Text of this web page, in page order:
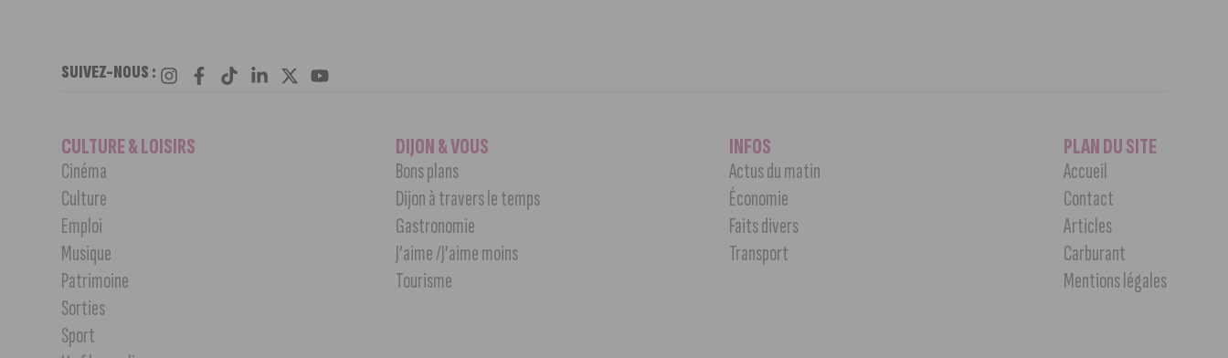
SUIVEZ-NOUS :
CULTURE & LOISIRS
Cinéma
Culture
Emploi
Musique
Patrimoine
Sorties
Sport
DIJON & VOUS
Bons plans
Dijon à travers le temps
Gastronomie
J’aime /J’aime moins
Tourisme
INFOS
Actus du matin
Économie
Faits divers
Transport
PLAN DU SITE
Accueil
Contact
Articles
Carburant
Mentions légales